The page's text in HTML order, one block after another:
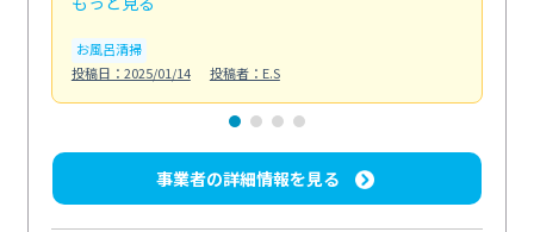
お風呂清掃
投稿日：2025/01/14
投稿者：E.S
事業者の詳細情報を見る